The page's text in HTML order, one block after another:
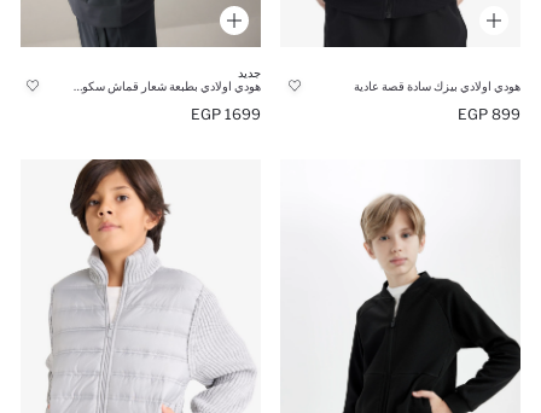
هودي اولادي بيزك سادة قصة عادية
899 EGP
جديد
1699 EGP